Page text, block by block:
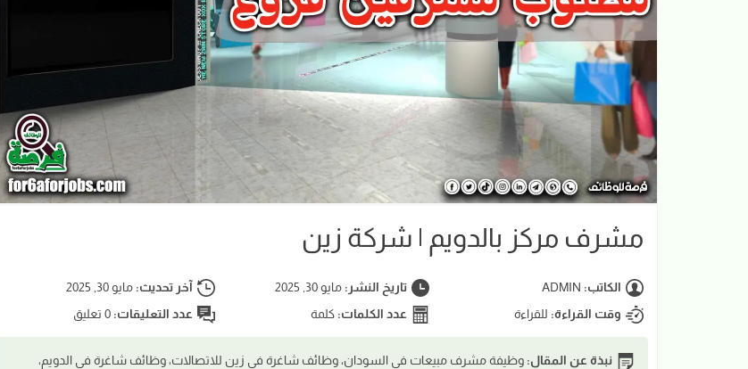
مشرف مركز بالدويم | شركة زين
الكاتب: ADMIN تاريخ النشر: مايو 30, 2025 آخر تحديث:مايو 30, 2025
وقت القراءة: للقراءة عدد الكلمات: كلمة عدد التعليقات:0 تعليق
نبذة عن المقال: وظيفة مشرف مبيعات في السودان، وظائف شاغرة في زين للاتصالات، وظائف شاغرة في الدويم،